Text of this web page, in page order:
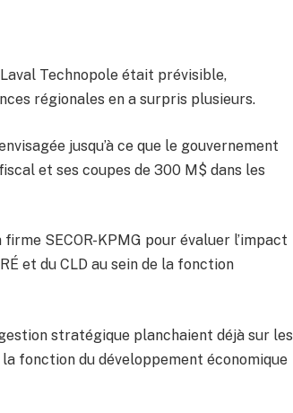
Technopole était prévisible,
régionales en a surpris plusieurs.
jusqu’à ce que le gouvernement
et ses coupes de 300 M$ dans les
SECOR-KPMG pour évaluer l’impact
et du CLD au sein de la fonction
stratégique planchaient déjà sur les
fonction du développement économique